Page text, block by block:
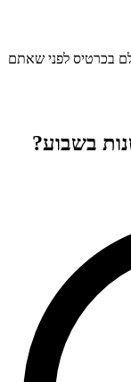
בכרטיס לפני שאתם
בשבוע?